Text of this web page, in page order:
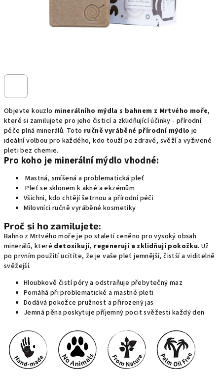
Objevte kouzlo minerálního mýdla s bahnem z Mrtvého moře,
které si zamilujete pro jeho čisticí a zklidňující účinky - přírodní
péče plná minerálů. Toto ručně vyráběné přírodní mýdlo je
ideální volbou pro každého, kdo touží po zdravé, svěží a vyživené
pleti bez chemie.
Pro koho je minerální mýdlo vhodné:
Mastná, smíšená a problematická pleť
Pleť se sklonem k akné a ekzémům
Všichni, kdo chtějí šetrnou a přírodní péči
Milovníci ručně vyráběné kosmetiky
Proč si ho zamilujete:
Bahno z Mrtvého moře je po staletí ceněno pro vysoký obsah
minerálů, které detoxikují, regenerují a zklidňují pokožku. Už
po prvním použití ucítíte, že je vaše pleť jemnější, čistší a viditelně
svěžejší.
Hloubkově čistí póry a odstraňuje přebytečný maz
Pomáhá při problematické a mastné pleti
Dodává pokožce pružnost a přirozený jas
Jemná pěna poskytuje příjemný pocit svěžesti každý den